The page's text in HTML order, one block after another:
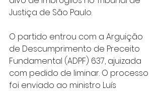
Justiça de São Paulo.
O partido entrou com a Arguição
de Descumprimento de Preceito
Fundamental (ADPF) 637, ajuizada
com pedido de liminar. O processo
foi enviado ao ministro Luís